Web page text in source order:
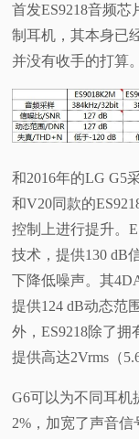
题
首发ES9218音频芯
制耳机，其本身已
并没有收手的打算。
和2016年的LG G5
和V20同款的
控制上进行提升。
技术，提供130 dB
下降低噪声。其
提供124 dB动态范
外，ES9218除了
提供高达2Vrms（
G6可以为不同耳机
2%，加宽了声音